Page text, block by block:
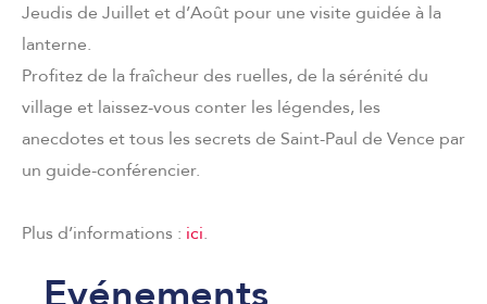
Jeudis de Juillet et d’Août pour une visite guidée à la
lanterne.
Profitez de la fraîcheur des ruelles, de la sérénité du
village et laissez-vous conter les légendes, les
anecdotes et tous les secrets de Saint-Paul de Vence par
un guide-conférencier.
Plus d’informations : ici.